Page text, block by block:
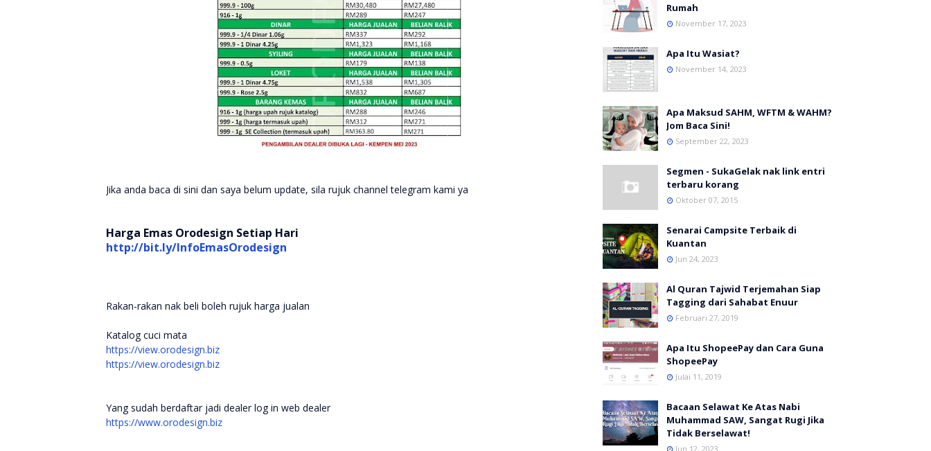
Jika anda baca di sini dan saya belum update, sila rujuk channel telegram kami ya
Harga Emas Orodesign Setiap Hari
http://bit.ly/InfoEmasOrodesign
Rakan-rakan nak beli boleh rujuk harga jualan
Katalog cuci mata
https://view.orodesign.biz
https://view.orodesign.biz
Yang sudah berdaftar jadi dealer log in web dealer
https://www.orodesign.biz
Rumah
November 17, 2023
Apa Itu Wasiat?
November 14, 2023
Apa Maksud SAHM, WFTM & WAHM?
Jom Baca Sini!
September 22, 2023
Segmen - SukaGelak nak link entri
terbaru korang
Oktober 07, 2015
Senarai Campsite Terbaik di
Kuantan
Jun 24, 2023
Al Quran Tajwid Terjemahan Siap
Tagging dari Sahabat Enuur
Februari 27, 2019
Apa Itu ShopeePay dan Cara Guna
ShopeePay
Julai 11, 2019
Bacaan Selawat Ke Atas Nabi
Muhammad SAW, Sangat Rugi Jika
Tidak Berselawat!
Jun 12, 2023